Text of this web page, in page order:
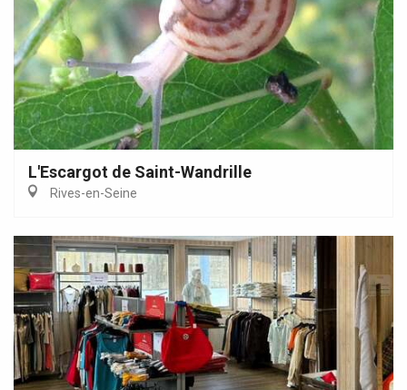
L'Escargot de Saint-Wandrille
Rives-en-Seine